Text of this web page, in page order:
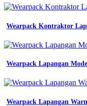
Wearpack Kontraktor
Wearpack Lapangan
Wearpack Lapangan